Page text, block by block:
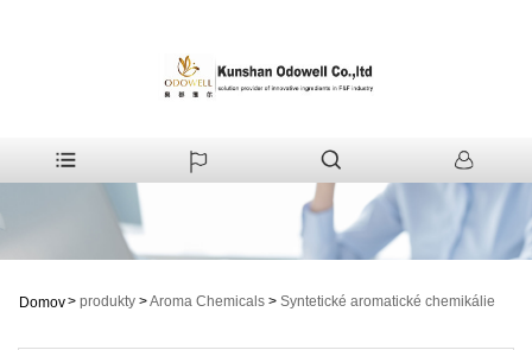
Domov> produkty >Aroma Chemicals > Syntetické aromatické chemikálie